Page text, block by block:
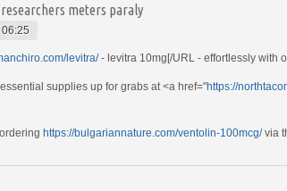
meters paraly
levitra/- levitra 10mg[/URL - effortlessly with
supplies up for grabs at <a href="https://
https://bulgariannature.com/ventolin-100mcg/via